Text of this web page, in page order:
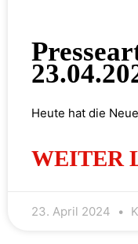
Heute hat die
WEITER
23. April 2024